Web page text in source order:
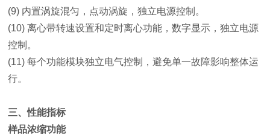
(9) 内置涡旋混匀，点动涡旋，独立电源控制。
(10) 离心带转速设置和定时离心功能，数字显示，独立电源
控制。
(11) 每个功能模块独立电气控制，避免单一故障影响整体运
行。
三、性能指标
样品浓缩功能